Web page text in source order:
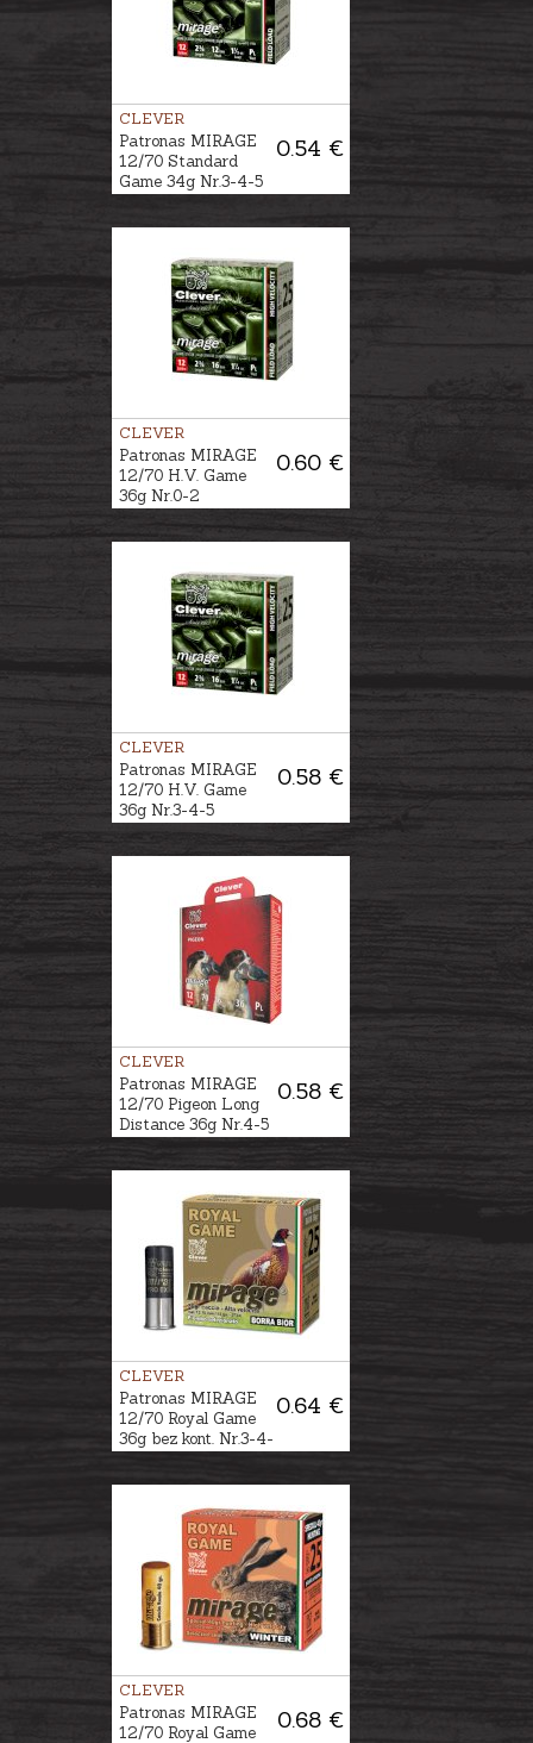
CLEVER
0.54 €
Patronas MIRAGE
12/70 Standard
Game 34g Nr.3-4-5
CLEVER
0.60 €
Patronas MIRAGE
12/70 H.V. Game
36g Nr.0-2
CLEVER
0.58 €
Patronas MIRAGE
12/70 H.V. Game
36g Nr.3-4-5
CLEVER
0.58 €
Patronas MIRAGE
12/70 Pigeon Long
Distance 36g Nr.4-5
CLEVER
0.64 €
Patronas MIRAGE
12/70 Royal Game
36g bez kont. Nr.3-4-
CLEVER
0.68 €
Patronas MIRAGE
12/70 Royal Game